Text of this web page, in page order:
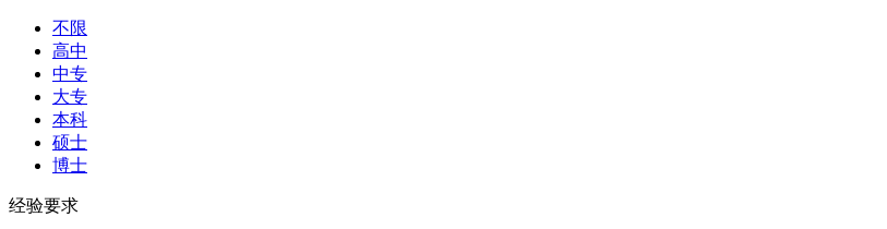
不限
高中
中专
大专
本科
硕士
博士
经验要求